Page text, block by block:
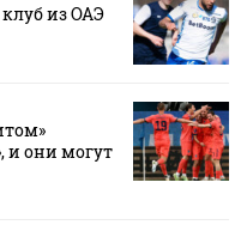
из ОАЭ
и они могут